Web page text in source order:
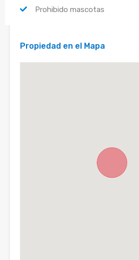
Prohibido mascotas
Propiedad en el Mapa